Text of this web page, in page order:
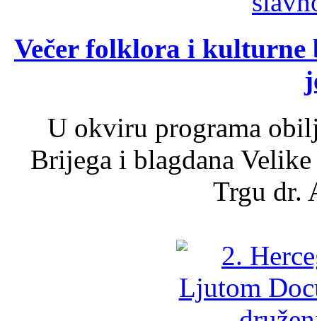
Večer folklora i kulturne
U okviru programa
Brijega i blagdana
Trgu dr.